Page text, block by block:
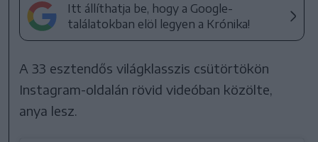
Itt állíthatja be, hogy a Google-
találatokban elöl legyen a Krónika!
A 33 esztendős világklasszis csütörtökön
Instagram-oldalán rövid videóban közölte,
anya lesz.